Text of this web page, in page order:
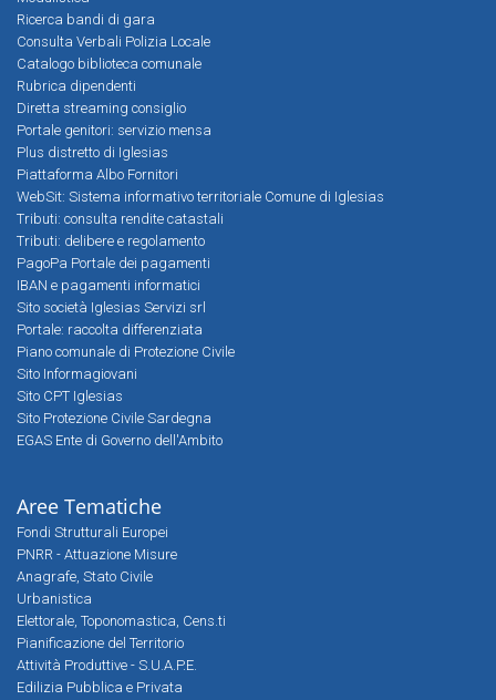
Ricerca bandi di gara
Consulta Verbali Polizia Locale
Catalogo biblioteca comunale
Rubrica dipendenti
Diretta streaming consiglio
Portale genitori: servizio mensa
Plus distretto di Iglesias
Piattaforma Albo Fornitori
WebSit: Sistema informativo territoriale Comune di Iglesias
Tributi: consulta rendite catastali
Tributi: delibere e regolamento
PagoPa Portale dei pagamenti
IBAN e pagamenti informatici
Sito società Iglesias Servizi srl
Portale: raccolta differenziata
Piano comunale di Protezione Civile
Sito Informagiovani
Sito CPT Iglesias
Sito Protezione Civile Sardegna
EGAS Ente di Governo dell'Ambito
Aree Tematiche
Fondi Strutturali Europei
PNRR - Attuazione Misure
Anagrafe, Stato Civile
Urbanistica
Elettorale, Toponomastica, Cens.ti
Pianificazione del Territorio
Attività Produttive - S.U.A.P.E.
Edilizia Pubblica e Privata